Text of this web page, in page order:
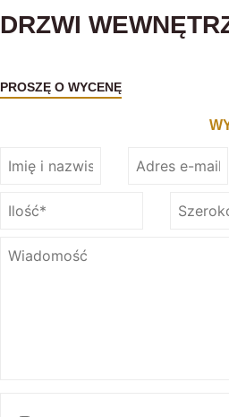
DRZWI
PROSZĘ O WYCENĘ